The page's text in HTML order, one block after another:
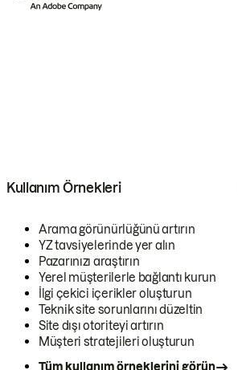
Kullanım Örnekleri
Arama görünürlüğünü artırın
YZ tavsiyelerinde yer alın
Pazarınızı araştırın
Yerel müşterilerle bağlantı kurun
İlgi çekici içerikler oluşturun
Teknik site sorunlarını düzeltin
Site dışı otoriteyi artırın
Müşteri stratejileri oluşturun
Tüm kullanım örneklerini görün